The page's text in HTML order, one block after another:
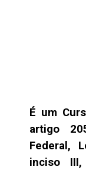
É um
artigo
Federal,
inciso